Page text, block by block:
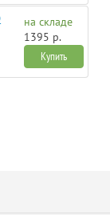
на складе
1395 р.
Купить